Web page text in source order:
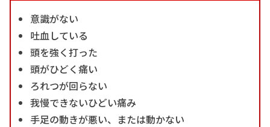
意識がない
吐血している
頭を強く打った
頭がひどく痛い
ろれつが回らない
我慢できないひどい痛み
手足の動きが悪い、または動かない